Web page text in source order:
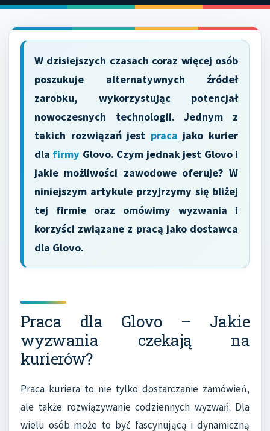
W dzisiejszych czasach coraz więcej osób
poszukuje alternatywnych źródeł
zarobku, wykorzystując potencjał
nowoczesnych technologii. Jednym z
takich rozwiązań jest praca jako kurier
dla firmy Glovo. Czym jednak jest Glovo i
jakie możliwości zawodowe oferuje? W
niniejszym artykule przyjrzymy się bliżej
tej firmie oraz omówimy wyzwania i
korzyści związane z pracą jako dostawca
dla Glovo.
Praca dla Glovo – Jakie
wyzwania czekają na
kurierów?
Praca kuriera to nie tylko dostarczanie zamówień,
ale także rozwiązywanie codziennych wyzwań. Dla
wielu osób może to być fascynującą i dynamiczną